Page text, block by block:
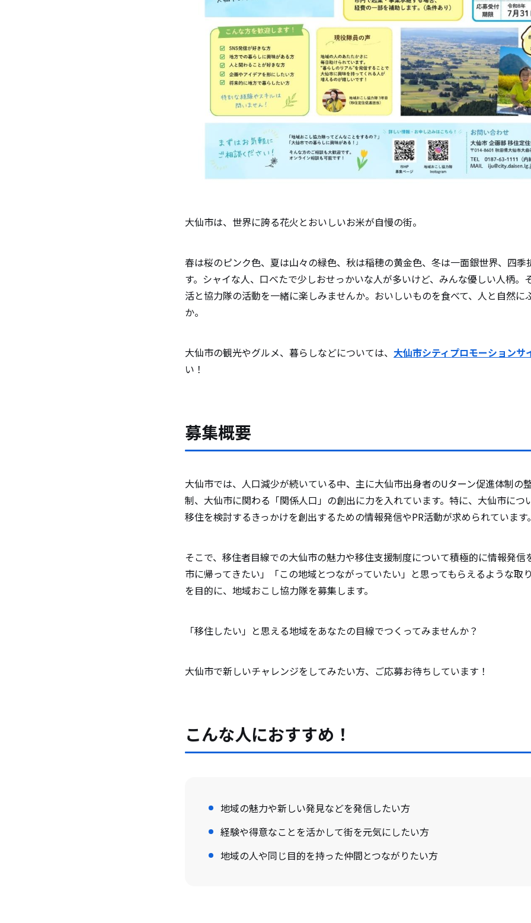
大仙市は、世界に誇る花火とおいしいお米が自慢の街。
春は桜のピンク色、夏は山々の緑色、秋は稲穂の黄金色、冬は一面銀世界、四季
す。シャイな人、口べたで少しおせっかいな人が多いけど、みんな優しい人柄。
活と協力隊の活動を一緒に楽しみませんか。おいしいものを食べて、人と自然に
か。
大仙市の観光やグルメ、暮らしなどについては、 大仙市シティプロモーションサ
い！
募集概要
大仙市では、人口減少が続いている中、主に大仙市出身者のUターン促進体制の
制、大仙市に関わる「関係人口」の創出に力を入れています。特に、大仙市につ
移住を検討するきっかけを創出するための情報発信やPR活動が求められています
そこで、移住者目線での大仙市の魅力や移住支援制度について積極的に情報発信
市に帰ってきたい」「この地域とつながっていたい」と思ってもらえるような取
を目的に、地域おこし協力隊を募集します。
「移住したい」と思える地域をあなたの目線でつくってみませんか？
大仙市で新しいチャレンジをしてみたい方、ご応募お待ちしています！
こんな人におすすめ！
地域の魅力や新しい発見などを発信したい方
経験や得意なことを活かして街を元気にしたい方
地域の人や同じ目的を持った仲間とつながりたい方